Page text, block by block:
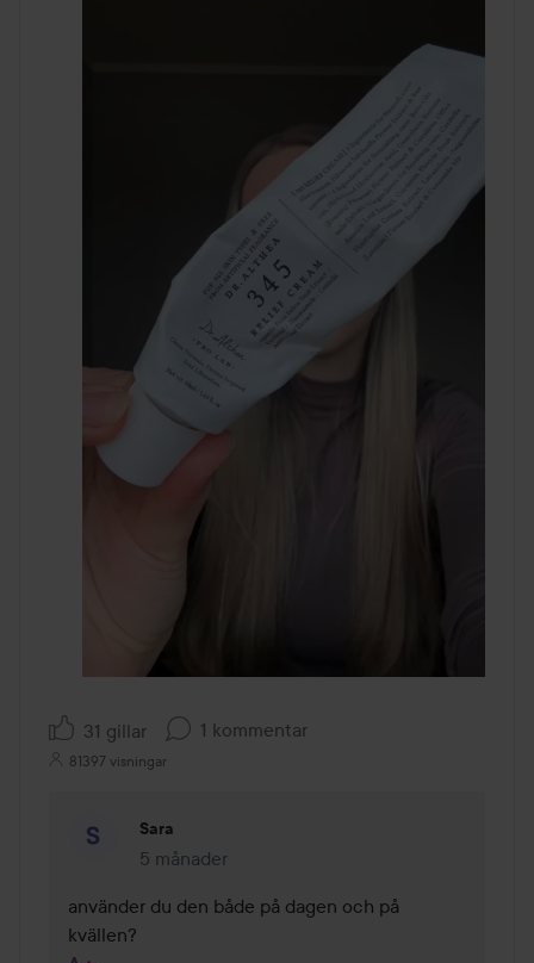
31 gillar 1 kommentar
81397 visningar
Sara
5 månader
Kommentaren lades 5 månader
använder du den både på dagen och på
kvällen?